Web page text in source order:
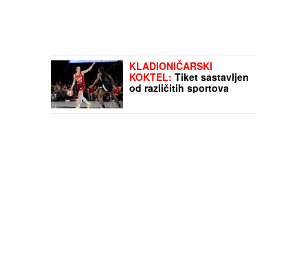
KLADIONIČARSKI
KOKTEL: Tiket sastavljen
od različitih sportova